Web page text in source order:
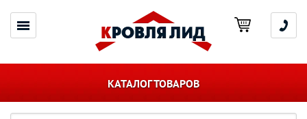
КАТАЛОГ ТОВАРОВ